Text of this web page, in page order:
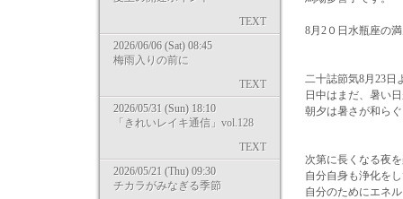
TEXT
2026/06/06 (Sat) 08:45
梅雨入りの前に
TEXT
2026/05/31 (Sun) 18:10
「きれいレイキ通信」vol.128
TEXT
2026/05/21 (Thu) 09:30
チカラがみなぎる季節
8月2０日水瓶座の
二十誌節気8月23日
日中はまだ、暑い
朝夕は暑さが和ら
次第に長くなる夜
自分自身も浄化を
自分のためにエネ